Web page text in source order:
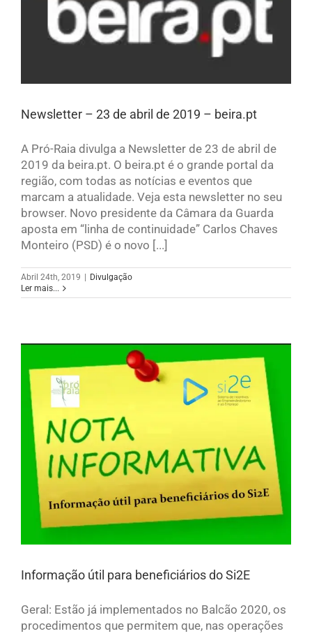
Newsletter – 23 de abril de 2019 – beira.pt
A Pró-Raia divulga a Newsletter de 23 de abril de
2019 da beira.pt. O beira.pt é o grande portal da
região, com todas as notícias e eventos que
marcam a atualidade. Veja esta newsletter no seu
browser. Novo presidente da Câmara da Guarda
aposta em “linha de continuidade” Carlos Chaves
Monteiro (PSD) é o novo [...]
Abril 24th, 2019 | Divulgação
Ler mais...
Informação útil para beneficiários do Si2E
Geral: Estão já implementados no Balcão 2020, os
procedimentos que permitem que, nas operações